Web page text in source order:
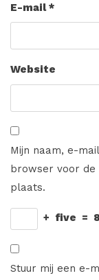
E-mail*
Website
Mijn naam, e-
browser voor de
plaats.
+ five = 8
Stuur mij een e-